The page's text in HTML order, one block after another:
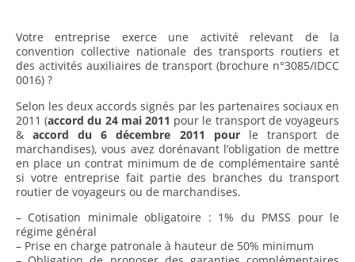
Votre entreprise exerce une activité relevant de la
convention collective nationale des transports routiers et
des activités auxiliaires de transport (brochure n°3085/IDCC
0016) ?
Selon les deux accords signés par les partenaires sociaux en
2011 (accord du 24 mai 2011 pour le transport de voyageurs
&accord du 6 décembre 2011 pourle transport de
marchandises), vous avez dorénavant l’obligation de mettre
en place un contrat minimum de de complémentaire santé
si votre entreprise fait partie des branches du transport
routier de voyageurs ou de marchandises.
– Cotisation minimale obligatoire : 1% du PMSS pour le
régime général
– Prise en charge patronale à hauteur de 50% minimum